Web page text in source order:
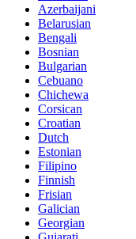
Azerbaijani
Belarusian
Bengali
Bosnian
Bulgarian
Cebuano
Chichewa
Corsican
Croatian
Dutch
Estonian
Filipino
Finnish
Frisian
Galician
Georgian